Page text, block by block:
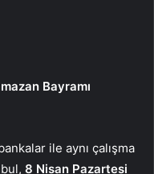
Bayramı
ile aynı çalışma
8 Nisan Pazartesi